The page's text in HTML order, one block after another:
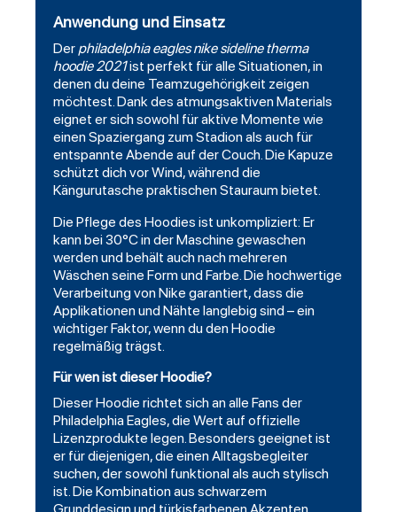
Anwendung und Einsatz
Der philadelphia eagles nike sideline therma
hoodie 2021ist perfekt für alle Situationen, in
denen du deine Teamzugehörigkeit zeigen
möchtest. Dank des atmungsaktiven Materials
eignet er sich sowohl für aktive Momente wie
einen Spaziergang zum Stadion als auch für
entspannte Abende auf der Couch. Die Kapuze
schützt dich vor Wind, während die
Kängurutasche praktischen Stauraum bietet.
Die Pflege des Hoodies ist unkompliziert: Er
kann bei 30°C in der Maschine gewaschen
werden und behält auch nach mehreren
Wäschen seine Form und Farbe. Die hochwertige
Verarbeitung von Nike garantiert, dass die
Applikationen und Nähte langlebig sind – ein
wichtiger Faktor, wenn du den Hoodie
regelmäßig trägst.
Für wen ist dieser Hoodie?
Dieser Hoodie richtet sich an alle Fans der
Philadelphia Eagles, die Wert auf offizielle
Lizenzprodukte legen. Besonders geeignet ist
er für diejenigen, die einen Alltagsbegleiter
suchen, der sowohl funktional als auch stylisch
ist. Die Kombination aus schwarzem